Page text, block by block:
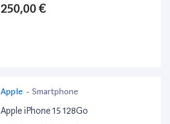
250,00 €
Apple - Smartphone
Apple iPhone 15 128Go